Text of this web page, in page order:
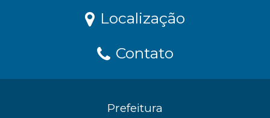
Localização
Contato
Prefeitura